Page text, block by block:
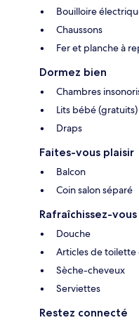
Bouilloire
Chaussons
Fer et planche à
Dormez bien
Chambres
Lits bébé (gratuits)
Draps
Faites-vous plaisir
Balcon
Coin salon séparé
Rafraîchissez-vous
Douche
Articles de toilette
Sèche-cheveux
Serviettes
Restez connecté